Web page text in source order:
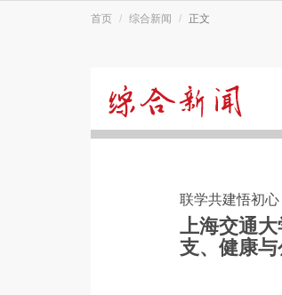
首页 综合新闻 正文
新
联学共建悟初
上海交通
支、健康